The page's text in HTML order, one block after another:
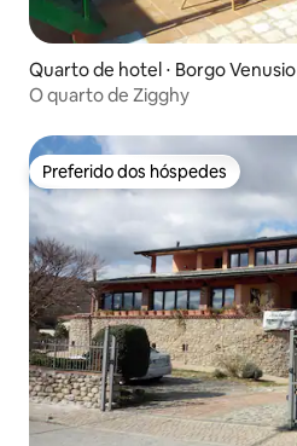
Quarto de hotel ⋅ Borgo Venusio
O quarto de Zigghy
Preferido dos hóspedes
Preferido dos hóspedes